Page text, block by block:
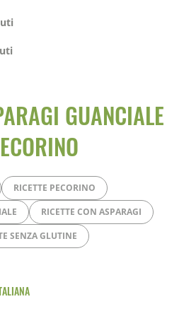
GUANCIALE
RICETTE PECORINO
RICETTE CON ASPARAGI
SENZA GLUTINE